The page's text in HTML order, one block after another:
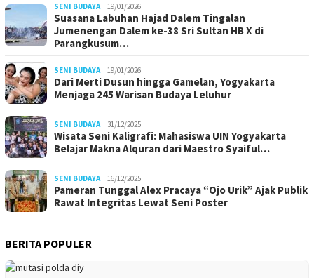
SENI BUDAYA 19/01/2026
Suasana Labuhan Hajad Dalem Tingalan
Jumenengan Dalem ke-38 Sri Sultan HB X di
Parangkusum…
SENI BUDAYA 19/01/2026
Dari Merti Dusun hingga Gamelan, Yogyakarta
Menjaga 245 Warisan Budaya Leluhur
SENI BUDAYA 31/12/2025
Wisata Seni Kaligrafi: Mahasiswa UIN Yogyakarta
Belajar Makna Alquran dari Maestro Syaiful…
SENI BUDAYA 16/12/2025
Pameran Tunggal Alex Pracaya “Ojo Urik” Ajak Publik
Rawat Integritas Lewat Seni Poster
BERITA POPULER